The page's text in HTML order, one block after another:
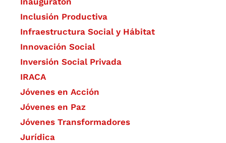
Inclusión Productiva
Infraestructura Social y Hábitat
​Innovación Social
Inversión Social Privada
IRACA
Jóvenes en Acción
Jóvenes en Paz
Jóvenes Transformadores
Jurídica